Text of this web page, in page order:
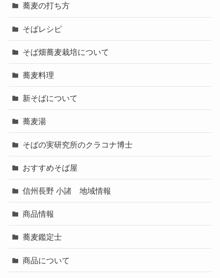
蕎麦の打ち方
そばレシピ
そば畑蕎麦栽培について
蕎麦料理
新そばについて
蕎麦湯
そばの実研究所のクラコナ博士
おすすめそば屋
信州長野 小諸 地域情報
商品情報
蕎麦鑑定士
商品について